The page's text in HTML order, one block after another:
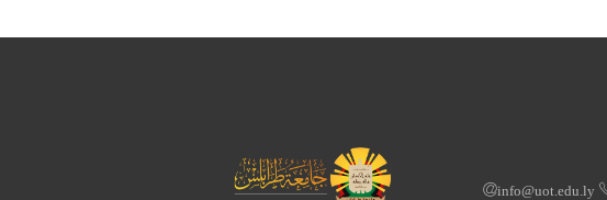
info@uot.edu.ly